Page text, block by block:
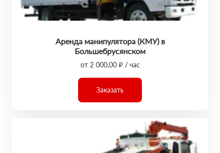
Аренда манипулятора (КМУ) в
Большебрусянском
от 2 000,00 ₽ / час
Заказать